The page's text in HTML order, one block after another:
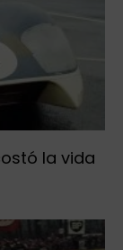
la vida